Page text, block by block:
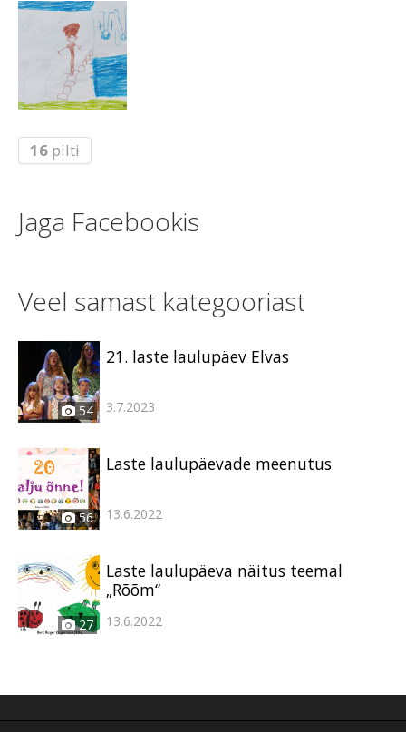
16 pilti
Jaga Facebookis
Veel samast kategooriast
54
21. laste laulupäev Elvas
3.7.2023
56
Laste laulupäevade meenutus
13.6.2022
27
Laste laulupäeva näitus teemal
„Rõõm“
13.6.2022